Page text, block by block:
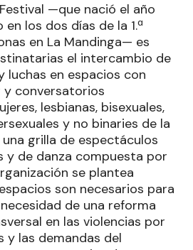
—que nació el año
los dos días de la 1.ª
en La Mandinga— es
el intercambio de
luchas en espacios con
conversatorios
lesbianas, bisexuales,
y no binaries de la
grilla de espectáculos
y de danza compuesta por
se plantea
son necesarios para
de una reforma
en las violencias por
y las demandas del